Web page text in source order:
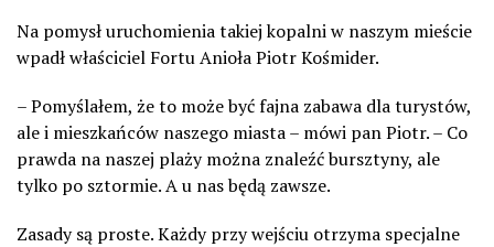
Na pomysł uruchomienia takiej kopalni w naszym mieście
wpadł właściciel Fortu Anioła Piotr Kośmider.
– Pomyślałem, że to może być fajna zabawa dla turystów,
ale i mieszkańców naszego miasta – mówi pan Piotr. – Co
prawda na naszej plaży można znaleźć bursztyny, ale
tylko po sztormie. A u nas będą zawsze.
Zasady są proste. Każdy przy wejściu otrzyma specjalne